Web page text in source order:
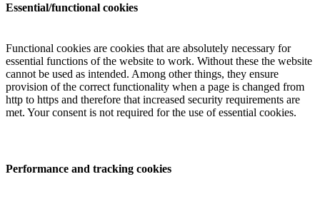
Essential/functional cookies
Functional cookies are cookies that are absolutely necessary for
essential functions of the website to work. Without these the website
cannot be used as intended. Among other things, they ensure
provision of the correct functionality when a page is changed from
http to https and therefore that increased security requirements are
met. Your consent is not required for the use of essential cookies.
Performance and tracking cookies